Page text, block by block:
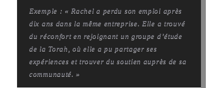
Exemple : « Rachel a perdu son emploi après
dix ans dans la même entreprise. Elle a trouvé
du réconfort en rejoignant un groupe d’étude
de la Torah, où elle a pu partager ses
expériences et trouver du soutien auprès de sa
communauté. »